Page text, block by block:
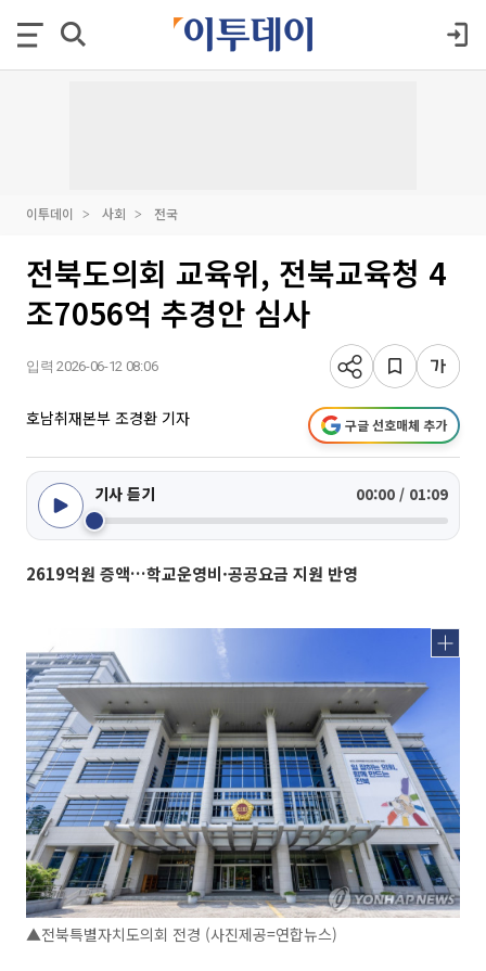
이투데이 사회 전국
전북도의회 교육위, 전북교육청 4
조7056억 추경안 심사
입력 2026-06-12 08:06
호남취재본부 조경환 기자 구글 선호매체 추가
기사 듣기 00:00 / 01:09
2619억원 증액…학교운영비·공공요금 지원 반영
▲전북특별자치도의회 전경 (사진제공=연합뉴스)